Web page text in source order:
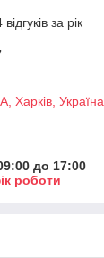
за рік
Харків, Україна
до 17:00
роботи